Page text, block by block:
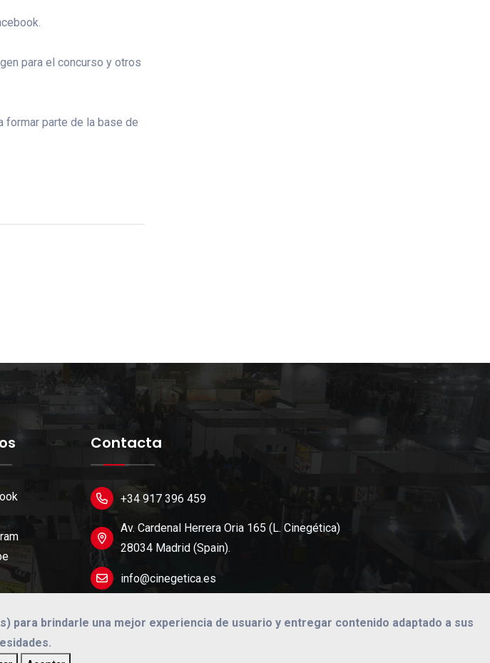
para el concurso y otros
formar parte de la base de
Contacta
+34 917 396 459
Av. Cardenal Herrera Oria 165 (L. Cinegética)
28034 Madrid (Spain).
info@cinegetica.es
brindarle una mejor experiencia de usuario y entregar contenido adaptado a sus